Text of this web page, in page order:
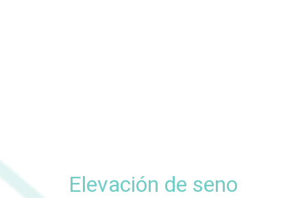
Elevación de seno